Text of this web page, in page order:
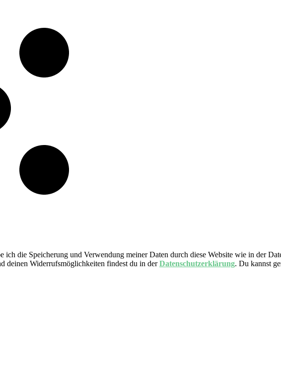
die Speicherung und Verwendung meiner Daten durch diese Website wie in der
deinen Widerrufsmöglichkeiten findest du in derDatenschutzerklärung. Du kannst